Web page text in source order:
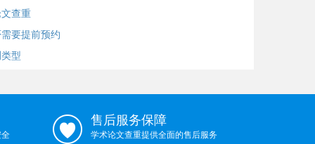
查重
要提前预约
型
售后服务保障
学术论文查重提供全面的售后服务